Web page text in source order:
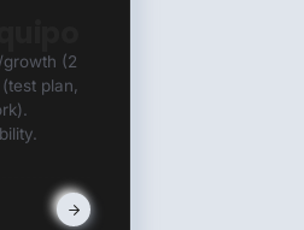
(2
plan,